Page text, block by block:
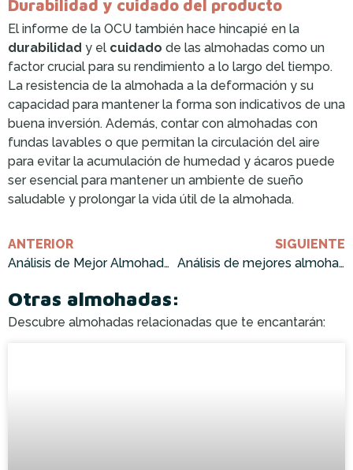
Durabilidad y cuidado del producto
El informe de la OCU también hace hincapié en la
durabilidad y el cuidado de las almohadas como un
factor crucial para su rendimiento a lo largo del tiempo.
La resistencia de la almohada a la deformación y su
capacidad para mantener la forma son indicativos de una
buena inversión. Además, contar con almohadas con
fundas lavables o que permitan la circulación del aire
para evitar la acumulación de humedad y ácaros puede
ser esencial para mantener un ambiente de sueño
saludable y prolongar la vida útil de la almohada.
ANTERIOR
Análisis de Mejor Almohada Plagiocefalia: ¡Cómprala Ahora!
SIGUIENTE
Análisis de mejores almohadas calidad precio: ¡Cómpralas ahora!
Otras almohadas:
Descubre almohadas relacionadas que te encantarán: